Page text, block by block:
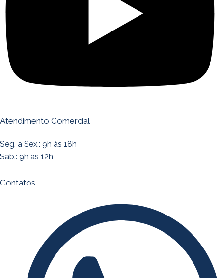
Atendimento Comercial
Seg. a Sex.: 9h às 18h
Sáb.: 9h às 12h
Contatos